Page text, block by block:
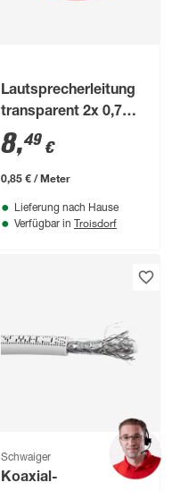
Lautsprecherleitung
transparent 2x 0,75
mm²
8,49 €
0,85 € / Meter
Lieferung nach Hause
Verfügbar in Troisdorf
Schwaiger
Koaxial-